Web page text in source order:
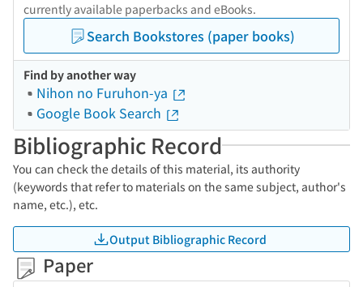
currently available paperbacks and eBooks.
Search Bookstores (paper books)
Find by another way
Nihon no Furuhon-ya
Google Book Search
Bibliographic Record
You can check the details of this material, its authority
(keywords that refer to materials on the same subject, author's
name, etc.), etc.
Output Bibliographic Record
Paper